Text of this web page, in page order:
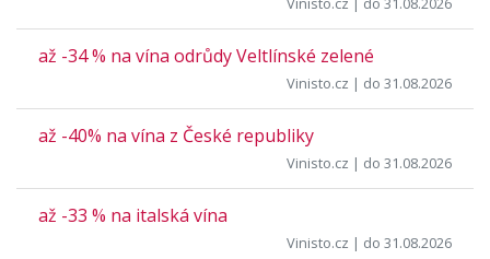
až -34 % na vína odrůdy Veltlínské zelené
Vinisto.cz | do 31.08.2026
až -40% na vína z České republiky
Vinisto.cz | do 31.08.2026
až -33 % na italská vína
Vinisto.cz | do 31.08.2026